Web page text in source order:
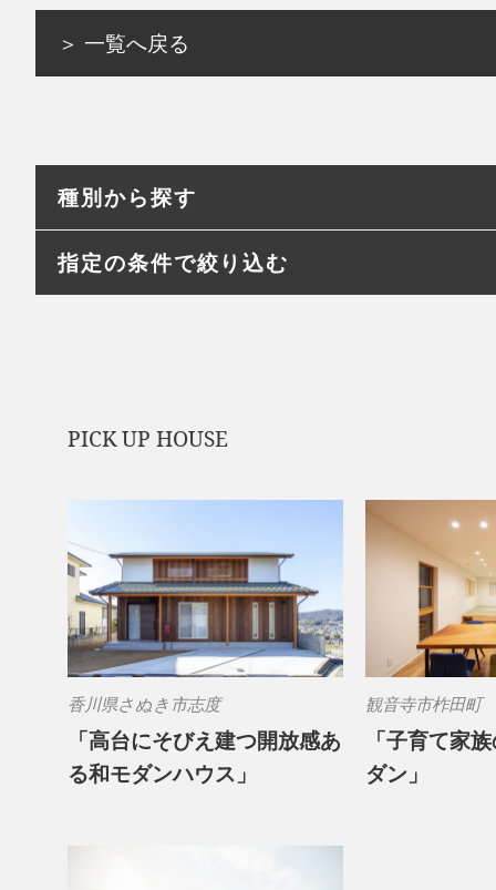
＞ 一覧へ戻る
種別から探す
指定の条件で絞り込む
PICK UP HOUSE
香川県さぬき市志度
「高台にそびえ建つ開放感あ
る和モダンハウス」
観音寺市柞田町
「子育て家
ダン」